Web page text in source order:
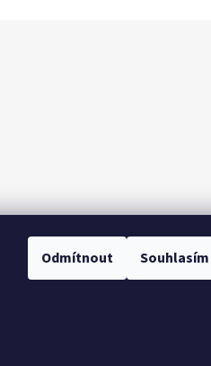
Odmítnout Souhlasím